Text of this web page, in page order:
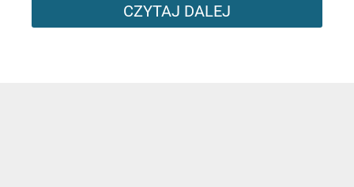
CZYTAJ DALEJ